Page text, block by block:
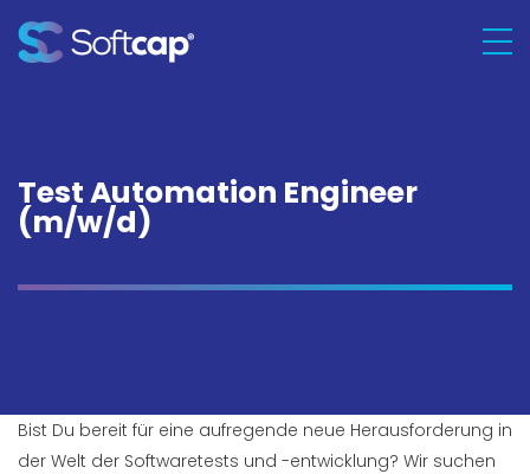
Test Automation Engineer
(m/w/d)
Bist Du bereit für eine aufregende neue Herausforderung in
der Welt der Softwaretests und -entwicklung? Wir suchen